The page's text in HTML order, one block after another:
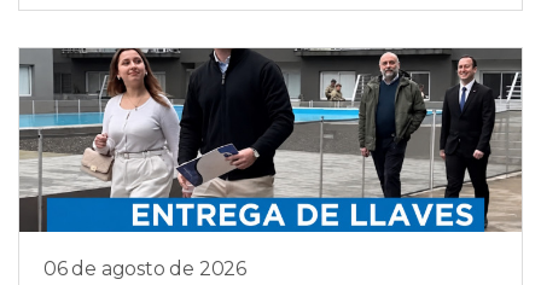
06 de agosto de 2026